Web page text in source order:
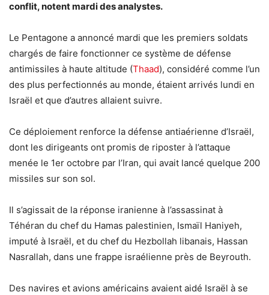
conflit, notent mardi des analystes.
Le Pentagone a annoncé mardi que les premiers soldats
chargés de faire fonctionner ce système de défense
antimissiles à haute altitude (Thaad), considéré comme l’un
des plus perfectionnés au monde, étaient arrivés lundi en
Israël et que d’autres allaient suivre.
Ce déploiement renforce la défense antiaérienne d’Israël,
dont les dirigeants ont promis de riposter à l’attaque
menée le 1er octobre par l’Iran, qui avait lancé quelque 200
missiles sur son sol.
Il s’agissait de la réponse iranienne à l’assassinat à
Téhéran du chef du Hamas palestinien, Ismaïl Haniyeh,
imputé à Israël, et du chef du Hezbollah libanais, Hassan
Nasrallah, dans une frappe israélienne près de Beyrouth.
Des navires et avions américains avaient aidé Israël à se